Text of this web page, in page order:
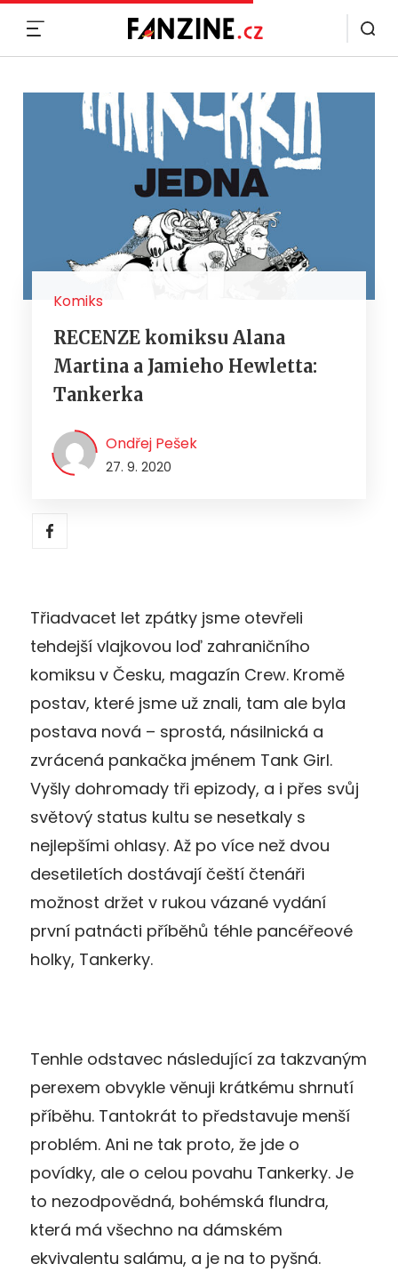
Komiks
RECENZE komiksu Alana
Martina a Jamieho Hewletta:
Tankerka
Ondřej Pešek
27. 9. 2020
Třiadvacet let zpátky jsme otevřeli
tehdejší vlajkovou loď zahraničního
komiksu v Česku, magazín Crew. Kromě
postav, které jsme už znali, tam ale byla
postava nová – sprostá, násilnická a
zvrácená pankačka jménem Tank Girl.
Vyšly dohromady tři epizody, a i přes svůj
světový status kultu se nesetkaly s
nejlepšími ohlasy. Až po více než dvou
desetiletích dostávají čeští čtenáři
možnost držet v rukou vázané vydání
první patnácti příběhů téhle pancéřeové
holky, Tankerky.
Tenhle odstavec následující za takzvaným
perexem obvykle věnuji krátkému shrnutí
příběhu. Tantokrát to představuje menší
problém. Ani ne tak proto, že jde o
povídky, ale o celou povahu Tankerky. Je
to nezodpovědná, bohémská flundra,
která má všechno na dámském
ekvivalentu salámu, a je na to pyšná.